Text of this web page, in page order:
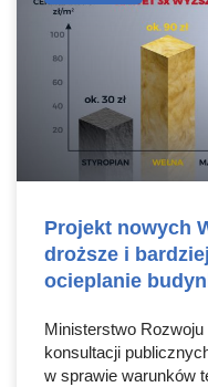
Projekt nowych
droższe i
ocieplanie
Ministerstwo Rozwoju
konsultacji
w sprawie warunków